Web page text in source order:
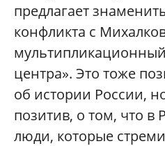
предлагает
конфликта с
центра». Это тоже
об истории России,
позитив, о том, что в
люди, которые